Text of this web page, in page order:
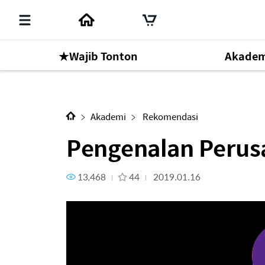
★Wajib TontonPengenalan Perusahaan -
Konten Selanjutnya
Akademi Rekomendasi
Pengenalan
13,468 44 2019.01.16